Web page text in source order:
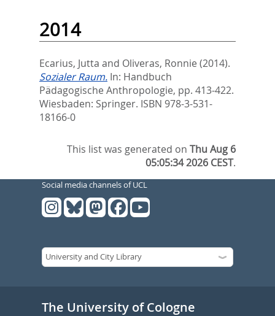
2014
Ecarius, Jutta and Oliveras, Ronnie (2014).
Sozialer Raum. In: Handbuch
Pädagogische Anthropologie, pp. 413-422.
Wiesbaden: Springer. ISBN 978-3-531-
18166-0
This list was generated onThu Aug 6
05:05:34 2026 CEST.
Social media channels of UCL
The University of Cologne